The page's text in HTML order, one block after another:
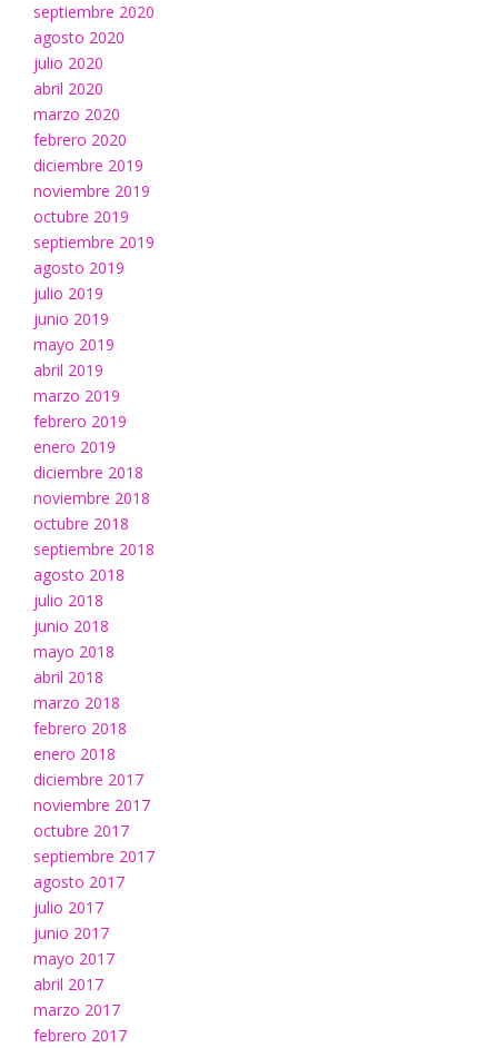
septiembre 2020
agosto 2020
julio 2020
abril 2020
marzo 2020
febrero 2020
diciembre 2019
noviembre 2019
octubre 2019
septiembre 2019
agosto 2019
julio 2019
junio 2019
mayo 2019
abril 2019
marzo 2019
febrero 2019
enero 2019
diciembre 2018
noviembre 2018
octubre 2018
septiembre 2018
agosto 2018
julio 2018
junio 2018
mayo 2018
abril 2018
marzo 2018
febrero 2018
enero 2018
diciembre 2017
noviembre 2017
octubre 2017
septiembre 2017
agosto 2017
julio 2017
junio 2017
mayo 2017
abril 2017
marzo 2017
febrero 2017